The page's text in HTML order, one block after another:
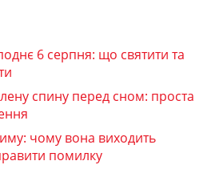
6 серпня: що святити та
спину перед сном: проста
чому вона виходить
помилку